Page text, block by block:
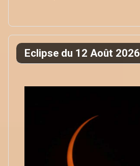
Eclipse du 12 Août 2026